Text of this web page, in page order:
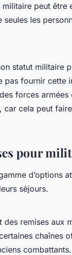
militaire peut être
les
statut militaire
pas fournir cette
forces armées
car cela peut
pour
d’options
séjours.
des remises aux
chaînes